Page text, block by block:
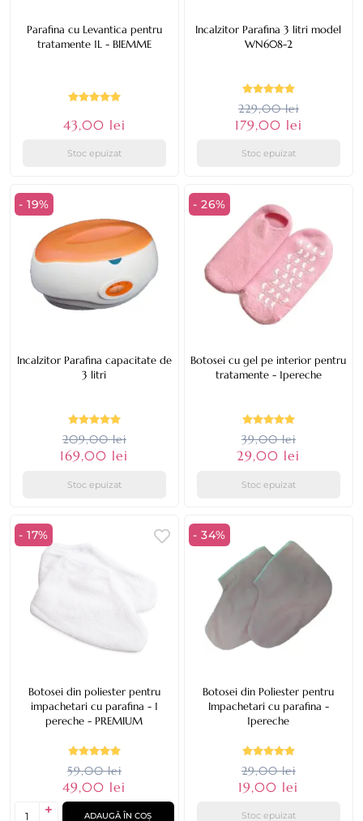
Parafina cu Levantica pentru
tratamente 1L - BIEMME
43,00 lei
Stoc epuizat
Incalzitor Parafina 3 litri model
WN608-2
229,00 lei
179,00 lei
Stoc epuizat
- 19%
Incalzitor Parafina capacitate de
3 litri
209,00 lei
169,00 lei
Stoc epuizat
- 26%
Botosei cu gel pe interior pentru
tratamente - 1pereche
39,00 lei
29,00 lei
Stoc epuizat
- 17%
Botosei din poliester pentru
impachetari cu parafina - 1
pereche - PREMIUM
59,00 lei
49,00 lei
ADAUGĂ ÎN COȘ
- 34%
Botosei din Poliester pentru
Impachetari cu parafina -
1pereche
29,00 lei
19,00 lei
Stoc epuizat